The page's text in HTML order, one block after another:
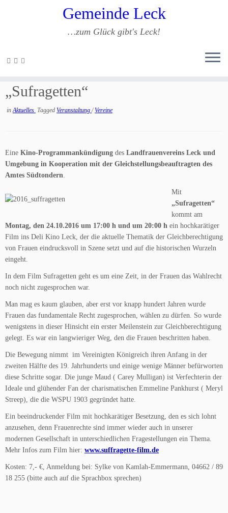
Zum
Gemeinde Leck
…zum Glück gibt's Leck!
„Sufragetten“
inAktuelles Tagged Veranstaltung/Vereine
Eine Kino-Programmankündigung des Landfrauenvereins Leck und
Umgebung in Kooperation mit der Gleichstellungsbeauftragten des
Amtes Südtondern.
Mit
„Sufragetten“
kommt am
Montag, den 24.10.2016 um 17:00 h und um 20:00 h ein hochkarätiger
Film ins Deli Kino Leck, der die aktuelle Thematik der Gleichberechtigung
von Frauen eindrucksvoll in Szene setzt und auf die historischen Wurzeln
eingeht.
In dem Film Sufragetten geht es um eine Zeit, in der Frauen das Wahlrecht
noch nicht zugesprochen war.
Man mag es kaum glauben, aber erst vor knapp hundert Jahren wurde
Frauen das fundamentale Recht zugesprochen, wählen zu dürfen. So wurde
wenigstens in dieser Hinsicht ein erster Meilenstein zur Gleichberechtigung
gelegt. Es war ein langwieriger Weg, den die Frauen beschritten haben.
Die Bewegung nimmt im Vereinigten Königreich ihren Anfang in der
zweiten Hälfte des 19. Jahrhunderts und einige wenige Männer befürworten
diese Schritte sogar. Die junge Maud ( Carey Mulligan) ist Verfechterin der
Ideale und glühender Fan der charismatischen Emmeline Pankhurst ( Meryl
Streep), die die WSPU 1903 gegründet hatte.
Ein beeindruckender Film mit hochkarätiger Besetzung, den es sich lohnt
anzusehen, denn Frauenrechte sind immer wieder auch in unserer
modernen Gesellschaft in unterschiedlichen Fragestellungen ein Thema.
Mehr Infos zum Film hier: www.suffragette-film.de
Kosten: 7,- €, Anmeldung bei: Sylke von Kamlah-Emmermann, 04662 / 89
18 255 (bitte auch auf die Sprachbox sprechen)